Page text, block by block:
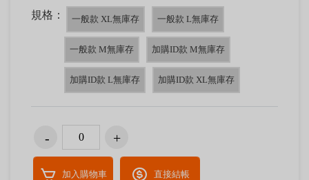
規格：
一般款 XL無庫存 一般款 L無庫存
一般款 M無庫存 加購ID款 M無庫存
加購ID款 L無庫存 加購ID款 XL無庫存
加入購物車 直接結帳